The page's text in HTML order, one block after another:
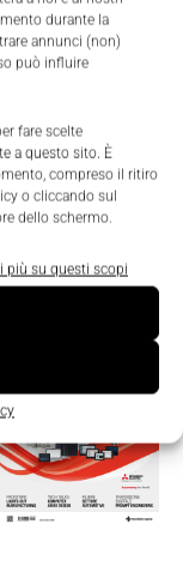
durante la
annunci (non)
può influire
fare scelte
a questo sito. È
compreso il ritiro
o cliccando sul
dello schermo.
più su questi scopi